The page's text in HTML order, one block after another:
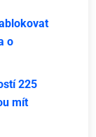
o
225
mít